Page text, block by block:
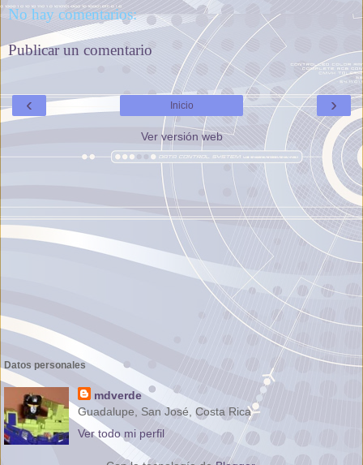
No hay comentarios:
Publicar un comentario
‹ ›
Inicio
Ver versión web
Datos personales
mdverde
Guadalupe, San José, Costa Rica
Ver todo mi perfil